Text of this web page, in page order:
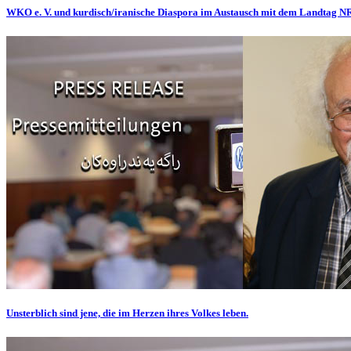
WKO e. V. und kurdisch/iranische Diaspora im Austausch mit dem Landtag
Unsterblich sind jene, die im Herzen ihres Volkes leben.